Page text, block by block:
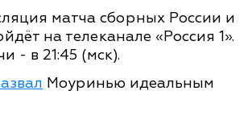
матча сборных России и
на телеканале «Россия 1».
- в 21:45 (мск).
Моуринью идеальным